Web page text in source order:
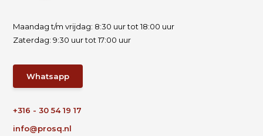
Maandag t/m vrijdag: 8:30 uur tot 18:00 uur
Zaterdag: 9:30 uur tot 17:00 uur
Whatsapp
+316 - 30 54 19 17
info@prosq.nl